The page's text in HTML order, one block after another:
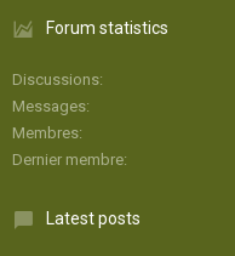
Forum statistics
Discussions
Messages
Membres
Dernier membre
Latest posts